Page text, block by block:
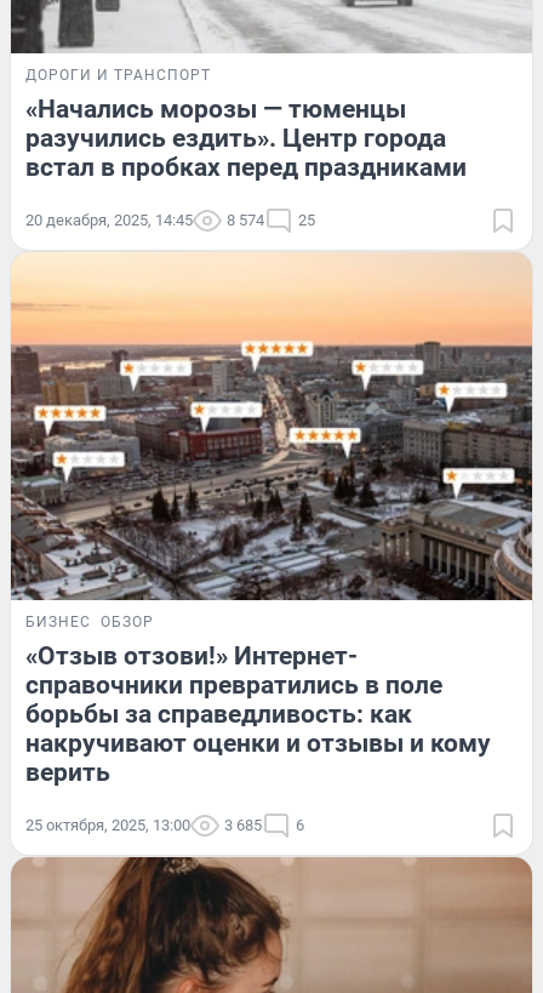
ДОРОГИ И ТРАНСПОРТ
«Начались морозы — тюменцы
разучились ездить». Центр города
встал в пробках перед праздниками
20 декабря, 2025, 14:45 8 574 25
БИЗНЕС ОБЗОР
«Отзыв отзови!» Интернет-
справочники превратились в поле
борьбы за справедливость: как
накручивают оценки и отзывы и кому
верить
25 октября, 2025, 13:00 3 685 6